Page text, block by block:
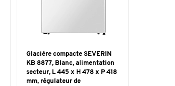
Glacière compacte SEVERIN
KB 8877, Blanc, alimentation
secteur, L 445 x H 478 x P 418
mm, régulateur de